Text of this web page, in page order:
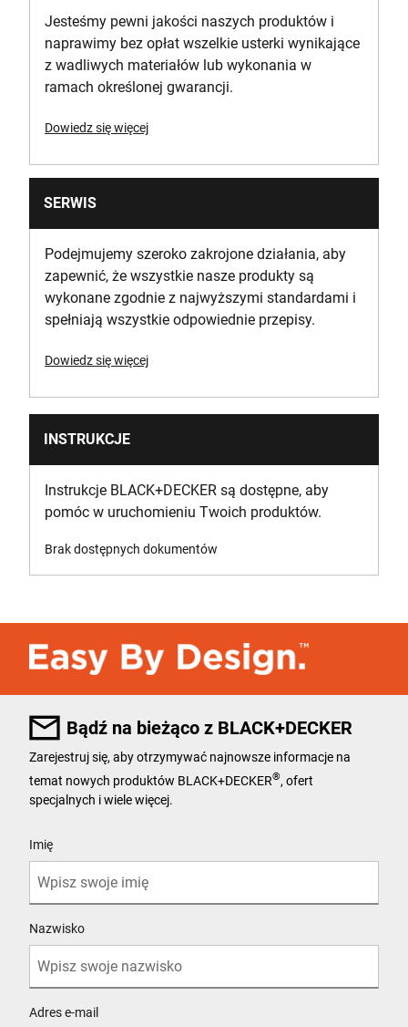
Jesteśmy pewni jakości naszych produktów i
naprawimy bez opłat wszelkie usterki wynikające
z wadliwych materiałów lub wykonania w
ramach określonej gwarancji.
Dowiedz się więcej
SERWIS
Podejmujemy szeroko zakrojone działania, aby
zapewnić, że wszystkie nasze produkty są
wykonane zgodnie z najwyższymi standardami i
spełniają wszystkie odpowiednie przepisy.
Dowiedz się więcej
INSTRUKCJE
Instrukcje BLACK+DECKER są dostępne, aby
pomóc w uruchomieniu Twoich produktów.
Brak dostępnych dokumentów
Bądź na bieżąco z BLACK+DECKER
Zarejestruj się, aby otrzymywać najnowsze informacje na
temat nowych produktów BLACK+DECKER® , ofert
specjalnych i wiele więcej.
Imię
Nazwisko
Adres e-mail